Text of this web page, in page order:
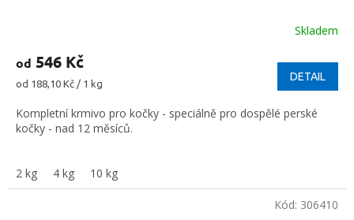
Skladem
od 546 Kč
Měrná
od 188,10 Kč / 1 kg
DETAIL
Kompletní krmivo pro kočky - speciálně pro dospělé perské
kočky - nad 12 měsíců.
2 kg 4 kg 10 kg
Kód: 306410